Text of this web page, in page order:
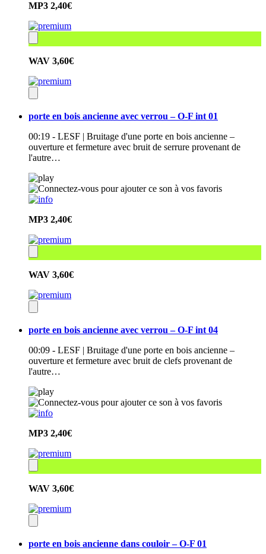
MP3 2,40€
WAV 3,60€
porte en bois ancienne avec verrou – O-F int 01
00:19 - LESF | Bruitage d'une porte en bois ancienne –
ouverture et fermeture avec bruit de serrure provenant de
l'autre…
MP3 2,40€
WAV 3,60€
porte en bois ancienne avec verrou – O-F int 04
00:09 - LESF | Bruitage d'une porte en bois ancienne –
ouverture et fermeture avec bruit de clefs provenant de
l'autre…
MP3 2,40€
WAV 3,60€
porte en bois ancienne dans couloir – O-F 01